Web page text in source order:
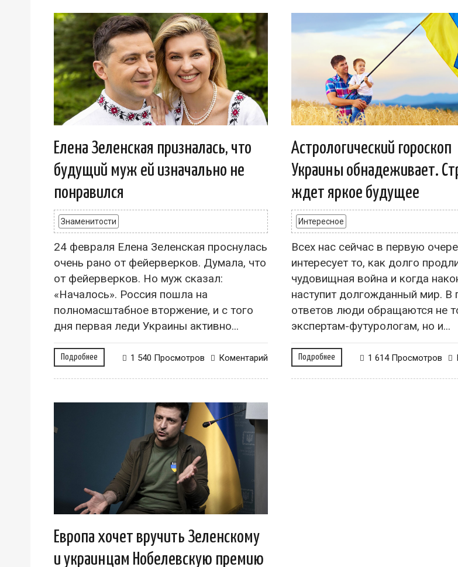
Елена Зеленская призналась, что
будущий муж ей изначально не
понравился
Знаменитости
24 февраля Елена Зеленская проснулась
очень рано от фейерверков. Думала, что
от фейерверков. Но муж сказал:
«Началось». Россия пошла на
полномасштабное вторжение, и с того
дня первая леди Украины активно...
Подробнее Коментарий
1 540 Просмотров
Астрологический гороскоп
Украины обнадеживает.
ждет яркое будущее
Интересное
Всех нас сейчас в первую
интересует то, как долго
чудовищная война и когда
наступит долгожданный мир. В
ответов люди обращаются не
экспертам-футурологам, но и...
Подробнее 1 614 Просмотров
Европа хочет вручить Зеленскому
и украинцам Нобелевскую премию